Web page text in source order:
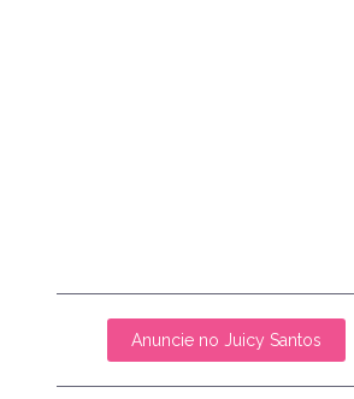
Anuncie no Juicy Santos